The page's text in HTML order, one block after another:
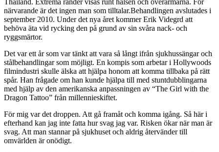
närvarande är det ingen man som tilltalar.Behandlingen avslutades i
september 2010. Under det nya året kommer Erik Videgrd att
behöva äta vid rycking den på grund av sin svåra nack- och
ryggsmärtor.
Det var ett år som var tänkt att vara så långt ifrån sjukhussängar och
stålbehandlingar som möjligt. En kompis som arbetar i Hollywoods
filmindustri skulle älska att hjälpa honom att komma tillbaka på rätt
spår. Han frågade om han kunde hjälpa till med stuntdubblingarna
med hjälp av den amerikanska anpassningen av “The Girl with the
Dragon Tattoo” från millennieskiftet.
För mig var det droppen. Att gå framåt och komma igång. Så här i
efterhand kan jag inte fatta hur svag jag var. Risken ökar när man är
svag. Att man stannar på sjukhuset och aldrig återvänder till
omvärlden är onödigt.